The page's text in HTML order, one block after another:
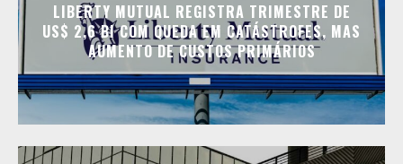
LIBERTY MUTUAL REGISTRA TRIMESTRE DE
US$ 2,6 BI COM QUEDA EM CATÁSTROFES, MAS
AUMENTO DE CUSTOS PRIMÁRIOS